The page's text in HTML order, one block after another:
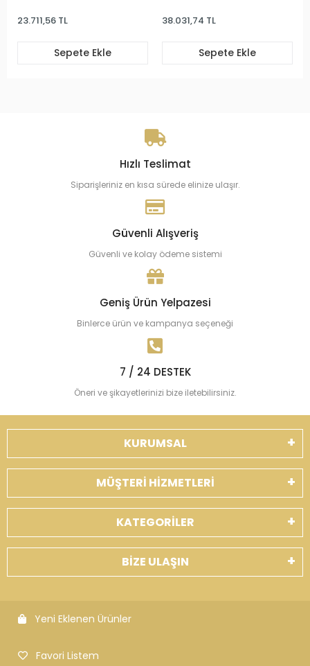
23.711,56 TL
Sepete Ekle
38.031,74 TL
Sepete Ekle
Hızlı Teslimat
Siparişleriniz en kısa sürede elinize ulaşır.
Güvenli Alışveriş
Güvenli ve kolay ödeme sistemi
Geniş Ürün Yelpazesi
Binlerce ürün ve kampanya seçeneği
7 / 24 DESTEK
Öneri ve şikayetlerinizi bize iletebilirsiniz.
KURUMSAL
MÜŞTERİ HİZMETLERİ
KATEGORİLER
BİZE ULAŞIN
Yeni Eklenen Ürünler
Favori Listem